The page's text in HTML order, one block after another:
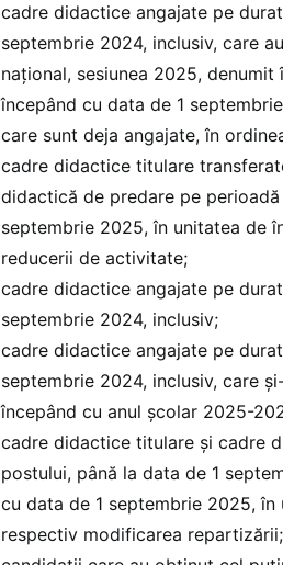
cadre didactice angajate pe
septembrie 2024, inclusiv, care
naţional, sesiunea 2025,
începând cu data de 1
care sunt deja angajate, în
cadre didactice titulare
didactică de predare pe
septembrie 2025, în unitatea de
reducerii de activitate;
cadre didactice angajate pe
septembrie 2024, inclusiv;
cadre didactice angajate pe
septembrie 2024, inclusiv, care
începând cu anul şcolar 2025-
cadre didactice titulare şi cadre
postului, până la data de 1
cu data de 1 septembrie 2025,
respectiv modificarea repartizării;